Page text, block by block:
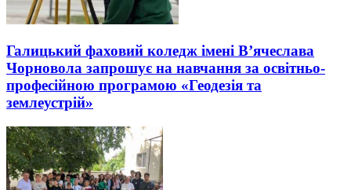
Галицький фаховий коледж імені В’ячеслава
Чорновола запрошує на навчання за освітньо-
професійною програмою «Геодезія та
землеустрій»